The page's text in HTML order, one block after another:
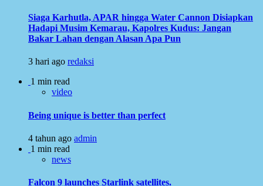
Siaga Karhutla, APAR hingga Water Cannon Disiapkan
Hadapi Musim Kemarau, Kapolres Kudus: Jangan
Bakar Lahan dengan Alasan Apa Pun
3 hari ago redaksi
1 min read
video
Being unique is better than perfect
4 tahun ago admin
1 min read
news
Falcon 9 launches Starlink satellites.